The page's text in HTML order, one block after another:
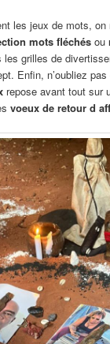
les jeux de mots, on
mots fléchés ou
les grilles de
Enfin, n’oubliez
repose avant tout sur
voeux de retour d